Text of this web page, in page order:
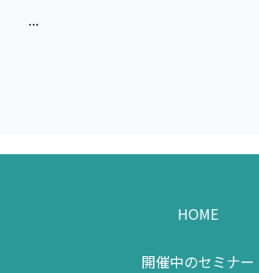
...
HOME
開催中のセミナー